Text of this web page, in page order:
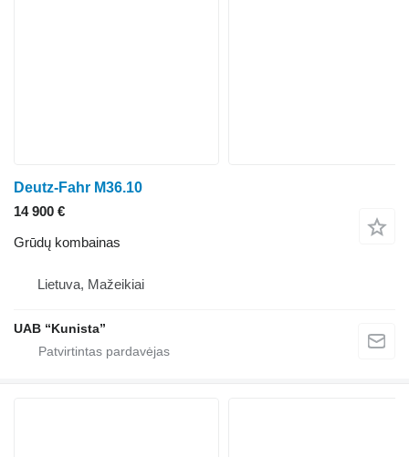
Deutz-Fahr M36.10
14 900 €
Grūdų kombainas
Lietuva, Mažeikiai
UAB “Kunista”